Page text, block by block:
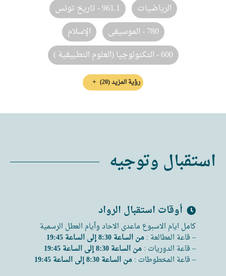
الرياضيات
961.1 - تاريخ تونس
780 - الموسيقى
الإسلام
600 - التكنولوجيا (العلوم التطبيقية )
رؤية المزيد(20)
استقبال وتوجيه
أوقات استقبال الرواد
كامل ايام الاسبوع ماعدى الاحاد وأيام العطل الرسمية
– قاعة المطالعة :من الساعة 8:30 إلى الساعة 19:45
– قاعة الدوريات :من الساعة 8:30 إلى الساعة 19:45
– قاعة المخطوطات :من الساعة 8:30 إلى الساعة 19:45